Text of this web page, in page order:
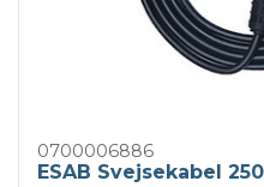
0700006886
ESAB Svejsekabel